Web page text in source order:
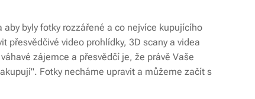
byly fotky rozzářené a co nejvíce kupujícího
přesvědčivé video prohlídky, 3D scany a videa
zájemce a přesvědčí je, že právě Vaše
Fotky necháme upravit a můžeme začít s